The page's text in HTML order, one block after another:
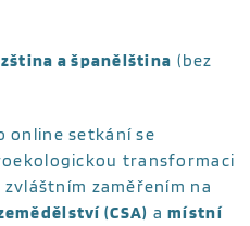
a španělština (bez
online setkání se
transformaci
zaměřením na
(CSA) amístní